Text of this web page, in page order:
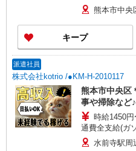
熊本市中央
キープ
派遣社員
株式会社kotrio /●KM-H-2010117
熊本市中央区
事や掃除など
時給1450
通費全支給(ガ
水前寺駅